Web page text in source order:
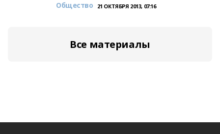
Общество 21 ОКТЯБРЯ 2013, 07:16
Все материалы